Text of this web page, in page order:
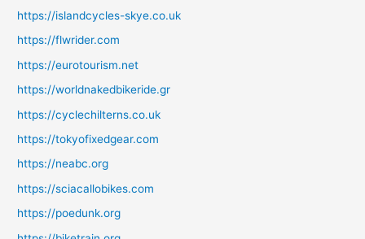
https://islandcycles-skye.co.uk
https://flwrider.com
https://eurotourism.net
https://worldnakedbikeride.gr
https://cyclechilterns.co.uk
https://tokyofixedgear.com
https://neabc.org
https://sciacallobikes.com
https://poedunk.org